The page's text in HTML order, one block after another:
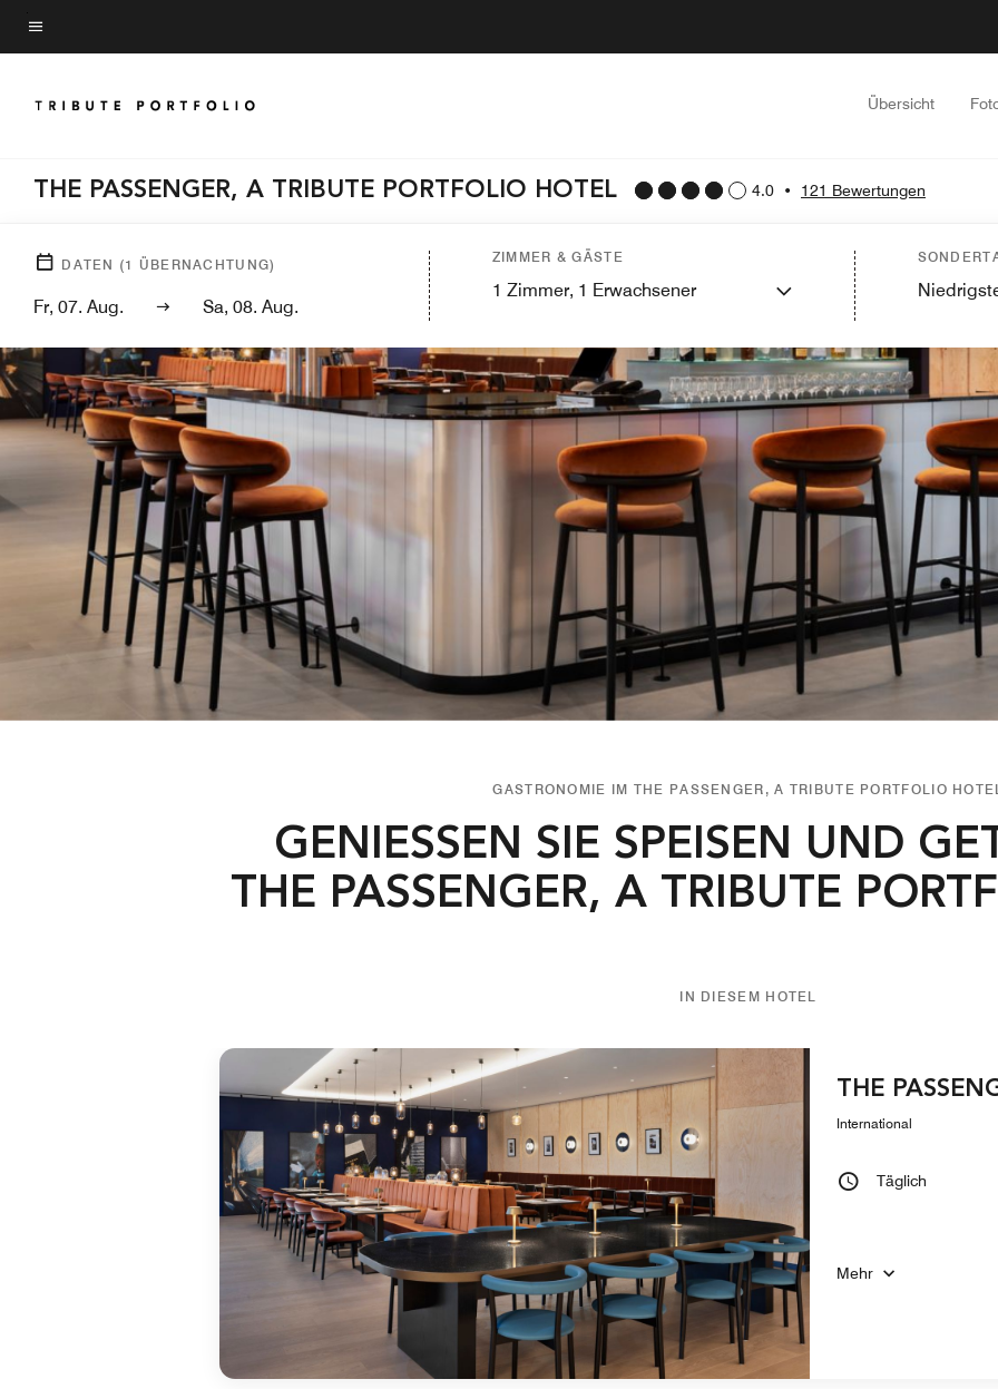
Skip
to
content
Menütext
Übersicht
THE PASSENGER, A TRIBUTE PORTFOLIO HOTEL 4.0 • 121 Bewertungen
DATEN (1 ÜBERNACHTUNG)
Fr, 07. Aug. Sa, 08. Aug.
ZIMMER & GÄSTE
1 Zimmer, 1 Erwachsener
GASTRONOMIE IM THE PASSENGER, A TRIBUTE PORTFOLIO
GENIESSEN SIE SPEISEN UND
HE PASSENGER, A TRIBUTE
IN DIESEM HOTEL
THE
International
Täglich
Mehr